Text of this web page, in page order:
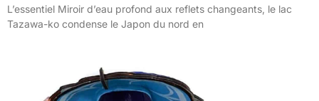
L’essentiel Miroir d’eau profond aux reflets changeants, le lac
Tazawa-ko condense le Japon du nord en